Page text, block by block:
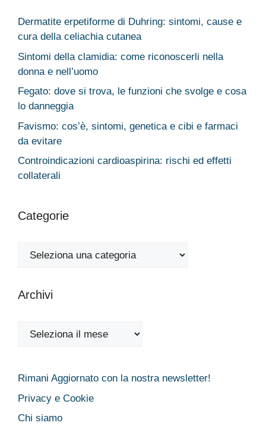
Dermatite erpetiforme di Duhring: sintomi, cause e
cura della celiachia cutanea
Sintomi della clamidia: come riconoscerli nella
donna e nell’uomo
Fegato: dove si trova, le funzioni che svolge e cosa
lo danneggia
Favismo: cos’è, sintomi, genetica e cibi e farmaci
da evitare
Controindicazioni cardioaspirina: rischi ed effetti
collaterali
Categorie
Categorie
Archivi
Archivi
Rimani Aggiornato con la nostra newsletter!
Privacy e Cookie
Chi siamo